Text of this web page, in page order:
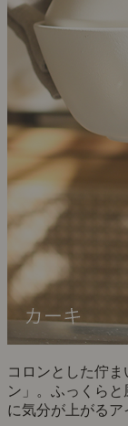
コロンとした佇
ン」。ふっくら
に気分が上がるア